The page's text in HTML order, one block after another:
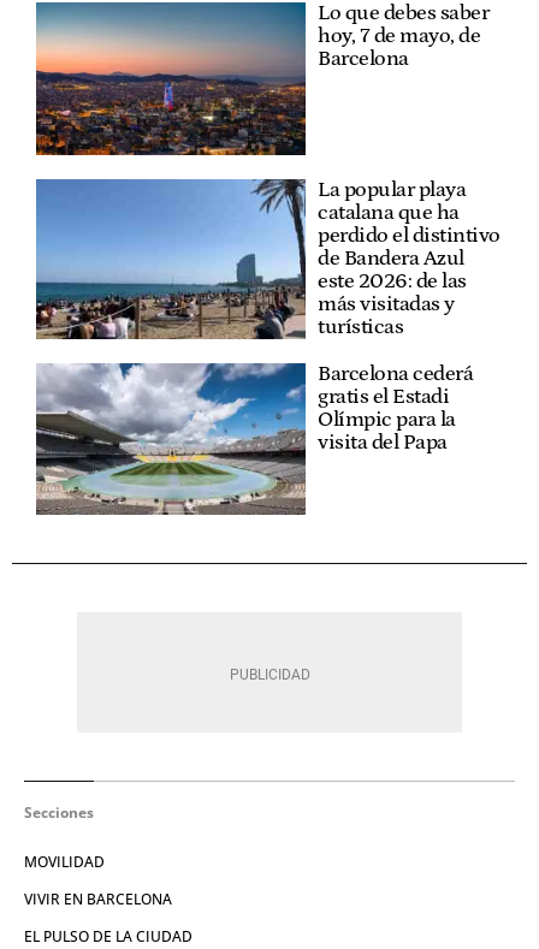
Lo que debes saber
hoy, 7 de mayo, de
Barcelona
La popular playa
catalana que ha
perdido el distintivo
de Bandera Azul
este 2026: de las
más visitadas y
turísticas
Barcelona cederá
gratis el Estadi
Olímpic para la
visita del Papa
Secciones
MOVILIDAD
VIVIR EN BARCELONA
EL PULSO DE LA CIUDAD